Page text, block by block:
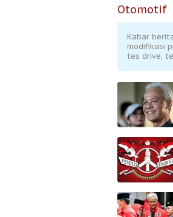
Otomotif
Kabar
modifikasi
tes drive,